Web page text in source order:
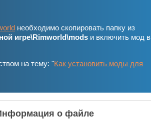
необходимо скопировать папку из
игре\Rimworld\mods и включить мод в
на тему: "Как установить моды для
о файле